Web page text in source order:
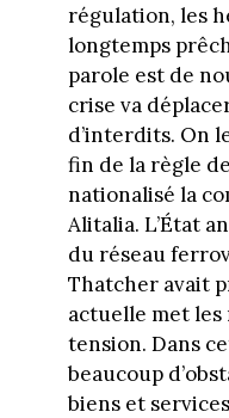
régulation, les
longtemps
parole est de
crise va
d’interdits. On
fin de la règle
nationalisé la
Alitalia. L’État
du réseau
Thatcher avait
actuelle met
tension. Dans
beaucoup
biens et